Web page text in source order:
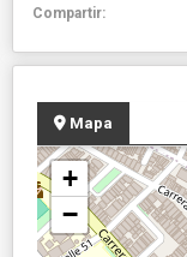
Compartir:
Mapa
+
−